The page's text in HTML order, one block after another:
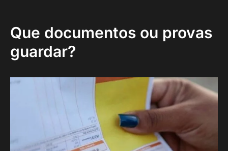
Que documentos ou provas
guardar?